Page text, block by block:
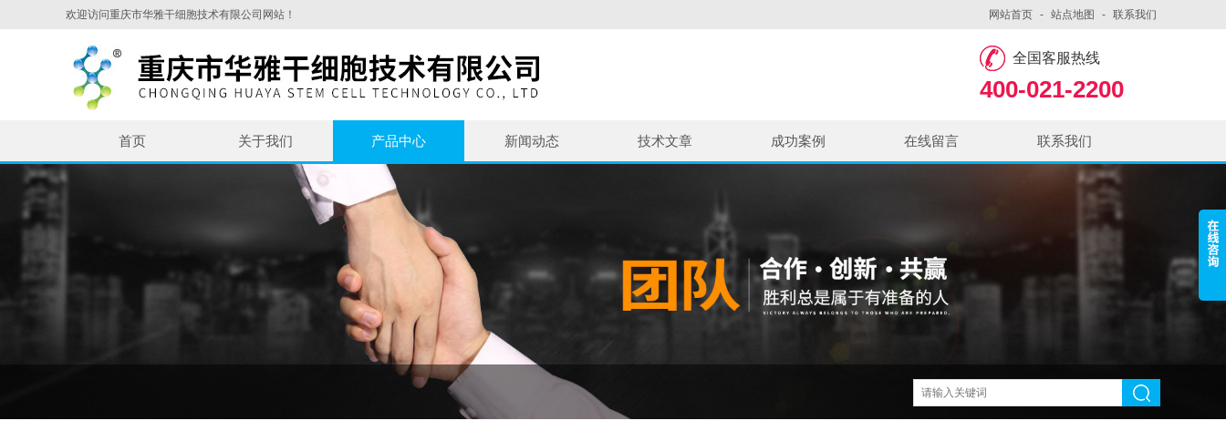
欢迎访问重庆市华雅干细胞技术有限公司网站！ 网站首页 - 站点地图 - 联系我们
全国客服热线
400-021-2200
首页 关于我们 产品中心 新闻动态 技术文章 成功案例 在线留言 联系我们